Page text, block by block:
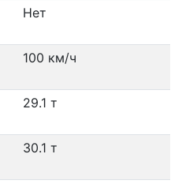
Нет
100 км/ч
29.1 т
30.1 т